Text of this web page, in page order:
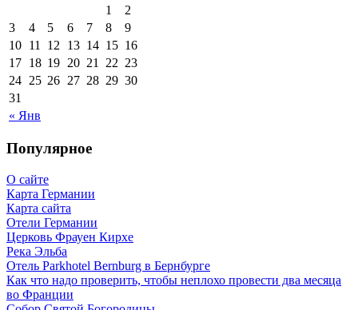
« Янв
1
2
3
4 5 6 7 8
9
10 11 12 13 14 15 16
17 18 19 20 21 22 23
24 25 26 27 28 29 30
31
Популярное
О сайте
Карта Германии
Карта сайта
Отели Германии
Церковь Фрауен Кирхе
Река Эльба
Отель Parkhotel Bernburg в Бернбурге
Как что надо проверить, чтобы неплохо провести два месяца
во Франции